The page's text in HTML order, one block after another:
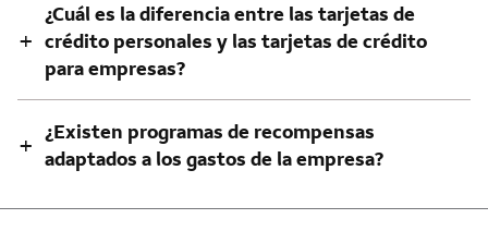
+
¿Cuál es la diferencia entre las tarjetas de
crédito personales y las tarjetas de crédito
para empresas?
+ ¿Existen programas de recompensas
adaptados a los gastos de la empresa?